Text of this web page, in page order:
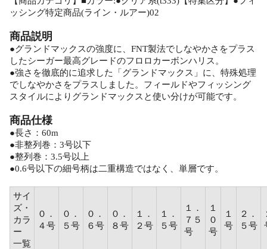
ッシング特定商品(ライン・ルアー)02
商品説明
●グランドマックスの強度に、FNT製法でしなやかさをプラス
したシーガー最高グレードのフロロカーボンハリス。
●強さを徹底的に追求した「グランドマックス」に、特殊処理
でしなやかさをプラスしました。フィールドやフィッシング
スタイルによりグランドマックスと使い分けが可能です。
商品仕様
●長さ：60m
●非整列巻：3号以下
●整列巻：3.5号以上
●0.6号以下の細号柄は二重構造ではなく、単層です。
サイ
ズ・
カラ
ー
一覧
０．
４号
０．
５号
０．
６号
０．
８号
１．
２号
１．
５号
１．
７５
号
１
０
号
１
号
２．
５号